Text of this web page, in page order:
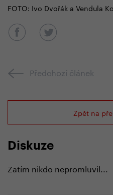
FOTO: Ivo Dvořák a Vendula
Předchozí článek
Zpět na
Diskuze
Zatím nikdo nepromluvil...